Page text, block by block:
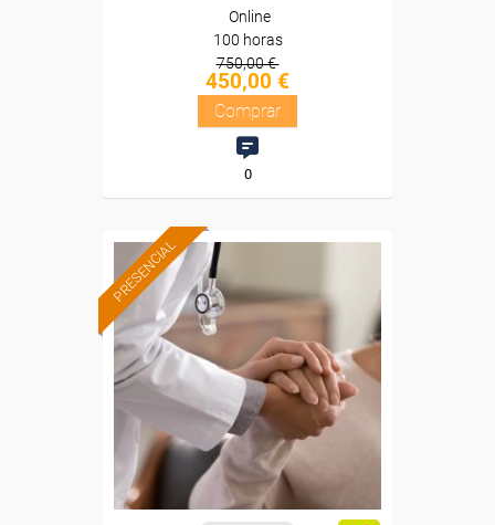
Online
100 horas
750,00 €
450,00 €
Comprar
0
PRESENCIAL
Formación 100%
subvencionada.
Para desempleados,
trabajadores y autónomos
de Cantabria.
Para todos los sectores.